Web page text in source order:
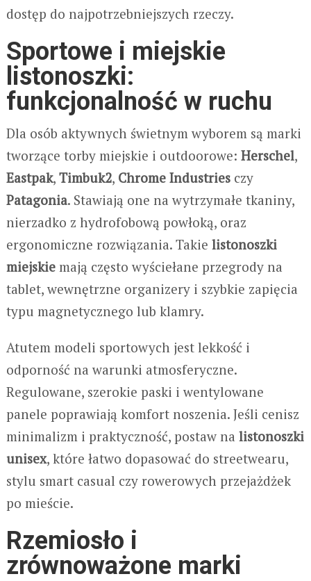
dostęp do najpotrzebniejszych rzeczy.
Sportowe i miejskie
listonoszki:
funkcjonalność w ruchu
Dla osób aktywnych świetnym wyborem są marki
tworzące torby miejskie i outdoorowe: Herschel,
Eastpak, Timbuk2, Chrome Industriesczy
Patagonia. Stawiają one na wytrzymałe tkaniny,
nierzadko z hydrofobową powłoką, oraz
ergonomiczne rozwiązania. Takie listonoszki
miejskiemają często wyściełane przegrody na
tablet, wewnętrzne organizery i szybkie zapięcia
typu magnetycznego lub klamry.
Atutem modeli sportowych jest lekkość i
odporność na warunki atmosferyczne.
Regulowane, szerokie paski i wentylowane
panele poprawiają komfort noszenia. Jeśli cenisz
minimalizm i praktyczność, postaw na listonoszki
unisex, które łatwo dopasować do streetwearu,
stylu smart casual czy rowerowych przejażdżek
po mieście.
Rzemiosło i
zrównoważone marki